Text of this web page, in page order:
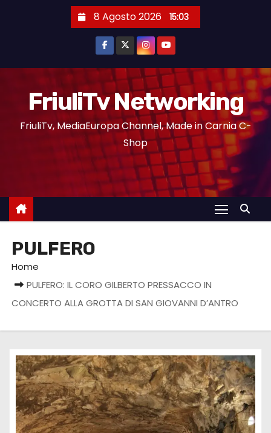
8 Agosto 2026 15:03
FriuliTv Networking
FriuliTv, MediaEuropa Channel, Made in Carnia C-
Shop
PULFERO
Home
PULFERO: IL CORO GILBERTO PRESSACCO IN
CONCERTO ALLA GROTTA DI SAN GIOVANNI D’ANTRO